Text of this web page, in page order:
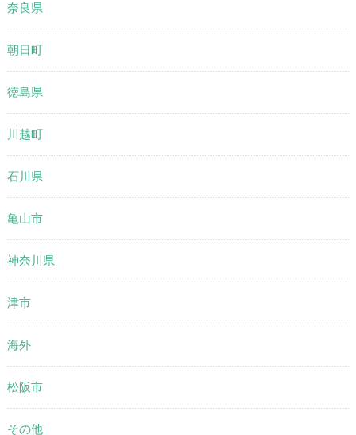
奈良県
朝日町
徳島県
川越町
石川県
亀山市
神奈川県
津市
海外
松阪市
その他